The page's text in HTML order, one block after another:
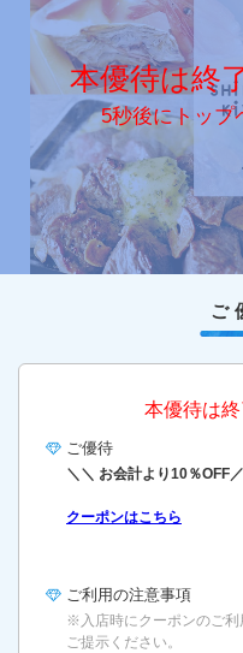
本優待は終
5秒後にトップ
ご
本優待は終
ご優待
＼＼ お会計より10％OFF
クーポンはこちら
ご利用の注意事項
※入店時にクーポンのご利
ご提示ください。